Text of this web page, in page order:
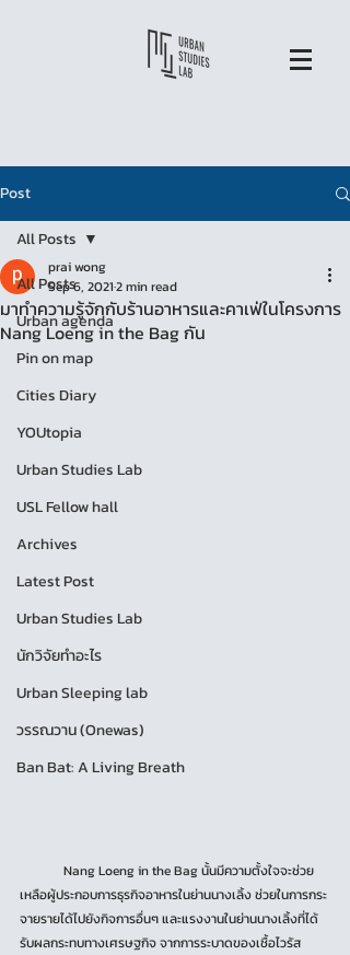
Post
All Posts
Urban agenda
Pin on map
Cities Diary
YOUtopia
Urban Studies Lab
USL Fellow hall
Archives
Latest Post
Urban Studies Lab
นักวิจัยทำอะไร
Urban Sleeping lab
วรรณวาน (Onewas)
Ban Bat: A Living Breath
All Posts
มาทำความรู้จักกับร้านอาหารและคาเฟ่ในโครงการ
Nang Loeng in the Bag กัน
prai wong
Sep 6, 20212 min read
เหลือผู้ประกอบการธุรกิจอาหารในย่านนางเลิ้ง ช่วยในการกระ
จายรายได้ไปยังกิจการอื่นๆ และแรงงานในย่านนางเลิ้งที่ได้
รับผลกระทบทางเศรษฐกิจ จากการระบาดของเชื้อไวรัส